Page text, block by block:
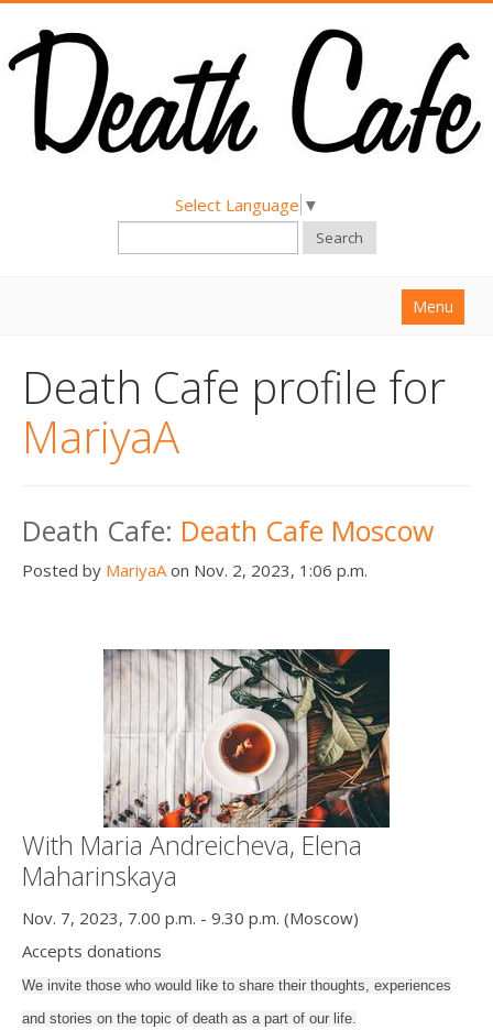
Select Language ▼
Search
Menu
About
Find a Death Cafe
Death conversation
Support us
Death Cafe profile for
MariyaA
Death Cafe: Death Cafe Moscow
Posted by MariyaA on Nov. 2, 2023, 1:06 p.m.
With Maria Andreicheva, Elena
Maharinskaya
Nov. 7, 2023, 7.00 p.m. - 9.30 p.m. (Moscow)
Accepts donations
We invite those who would like to share their thoughts, experiences
and stories on the topic of death as a part of our life.